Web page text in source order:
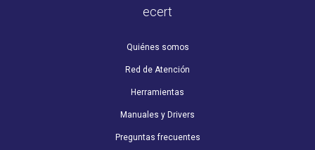
ecert
Quiénes somos
Red de Atención
Herramientas
Manuales y Drivers
Preguntas frecuentes